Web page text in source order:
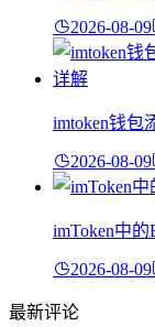
2026-08-09
imtoken钱包
2026-08-09
imToken中
2026-08-09
最新评论